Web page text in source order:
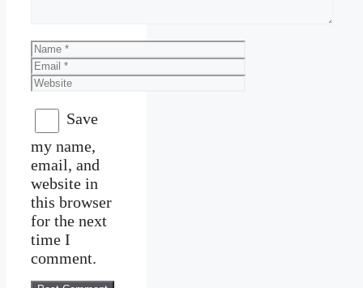
Name
Email
Website
Save
my name,
email, and
website in
this browser
for the next
time I
comment.